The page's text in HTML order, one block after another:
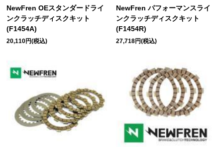
NewFren OEスタンダードライ
ンクラッチディスクキット
(F1454A)
20,110円(税込)
NewFren パフォーマンスライ
ンクラッチディスクキット
(F1454R)
27,718円(税込)